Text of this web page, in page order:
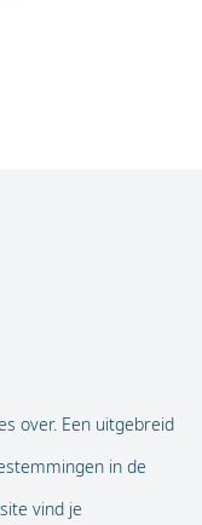
over. Een uitgebreid
in de
vind je